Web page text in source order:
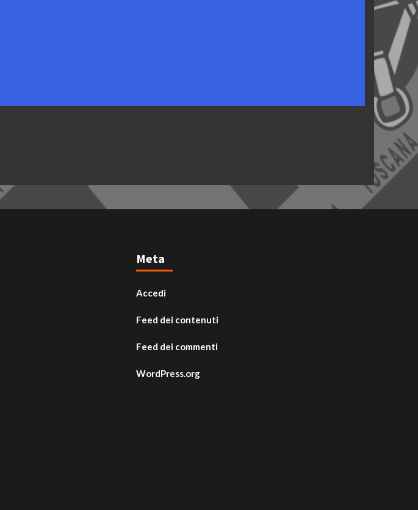
Meta
Accedi
Feed dei contenuti
Feed dei commenti
WordPress.org